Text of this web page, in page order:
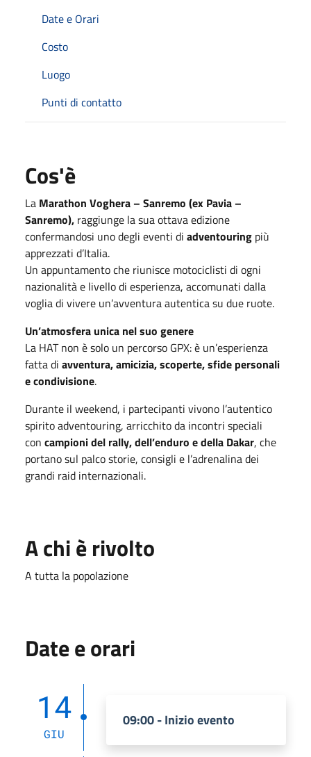
Date e Orari
Costo
Luogo
Punti di contatto
Cos'è
La Marathon Voghera – Sanremo (ex Pavia –
Sanremo), raggiunge la sua ottava edizione
confermandosi uno degli eventi di adventouring più
apprezzati d’Italia.
Un appuntamento che riunisce motociclisti di ogni
nazionalità e livello di esperienza, accomunati dalla
voglia di vivere un’avventura autentica su due ruote.
Un’atmosfera unica nel suo genere
La HAT non è solo un percorso GPX: è un’esperienza
fatta di avventura, amicizia, scoperte, sfide personali
e condivisione.
Durante il weekend, i partecipanti vivono l’autentico
spirito adventouring, arricchito da incontri speciali
con campioni del rally, dell’enduro e della Dakar, che
portano sul palco storie, consigli e l’adrenalina dei
grandi raid internazionali.
A chi è rivolto
A tutta la popolazione
Date e orari
14
GIU
09:00 - Inizio evento